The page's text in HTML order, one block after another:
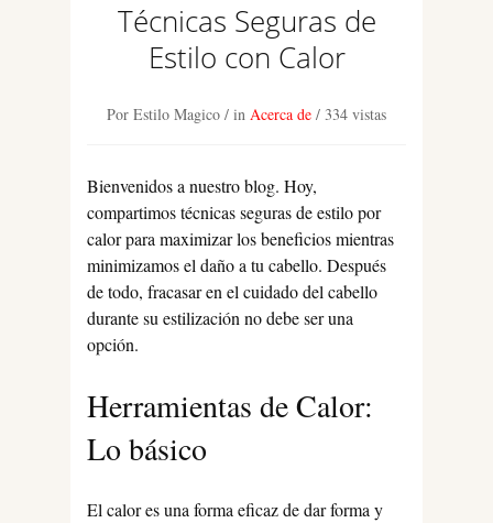
Técnicas Seguras de
Estilo con Calor
Por Estilo Magico / in Acerca de / 334 vistas
Bienvenidos a nuestro blog. Hoy,
compartimos técnicas seguras de estilo por
calor para maximizar los beneficios mientras
minimizamos el daño a tu cabello. Después
de todo, fracasar en el cuidado del cabello
durante su estilización no debe ser una
opción.
Herramientas de Calor:
Lo básico
El calor es una forma eficaz de dar forma y